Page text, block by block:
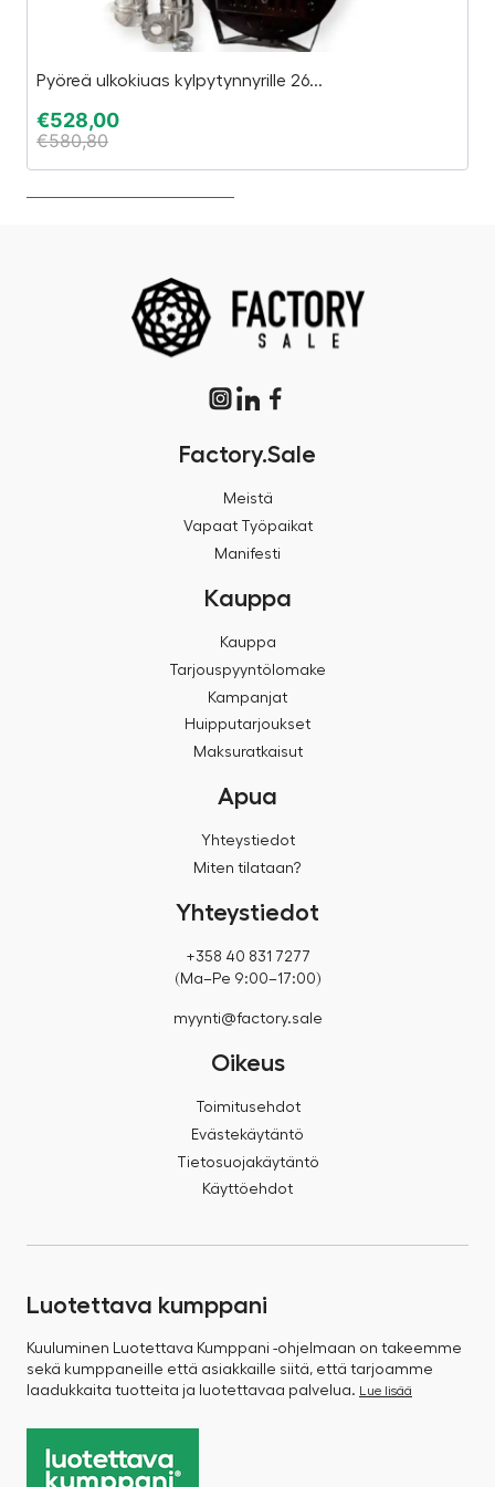
Pyöreä ulkokiuas kylpytynnyrille 26...
€528,00
€580,80
Factory.Sale
Meistä
Vapaat Työpaikat
Manifesti
Kauppa
Kauppa
Tarjouspyyntölomake
Kampanjat
Huipputarjoukset
Maksuratkaisut
Apua
Yhteystiedot
Miten tilataan?
Yhteystiedot
+358 40 831 7277
(Ma–Pe 9:00–17:00)
myynti@factory.sale
Oikeus
Toimitusehdot
Evästekäytäntö
Tietosuojakäytäntö
Käyttöehdot
Luotettava kumppani
Kuuluminen Luotettava Kumppani -ohjelmaan on takeemme
sekä kumppaneille että asiakkaille siitä, että tarjoamme
laadukkaita tuotteita ja luotettavaa palvelua.
Lue lisää